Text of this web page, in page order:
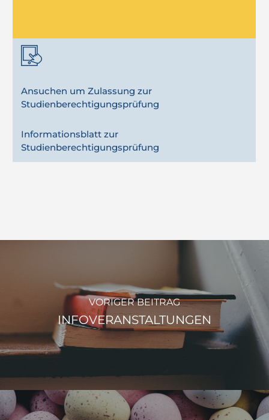
Ansuchen um Zulassung zur
Studienberechtigungsprüfung
Informationsblatt zur
Studienberechtigungsprüfung
VORIGER BEITRAG
INFOVERANSTALTUNGEN